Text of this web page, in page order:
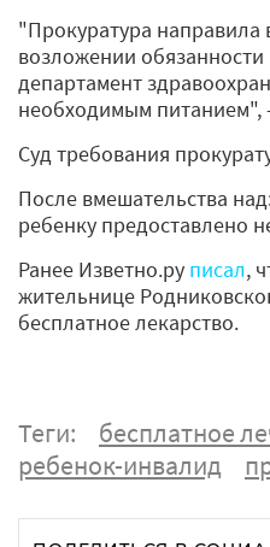
"Прокуратура направила
возложении
департамент
необходимым питанием",
Суд требования
После вмешательства
ребенку предоставлено
Ранее Изветно.ру писал,
жительнице
бесплатное лекарство.
Теги:
бесплатное
ребенок-инвалид